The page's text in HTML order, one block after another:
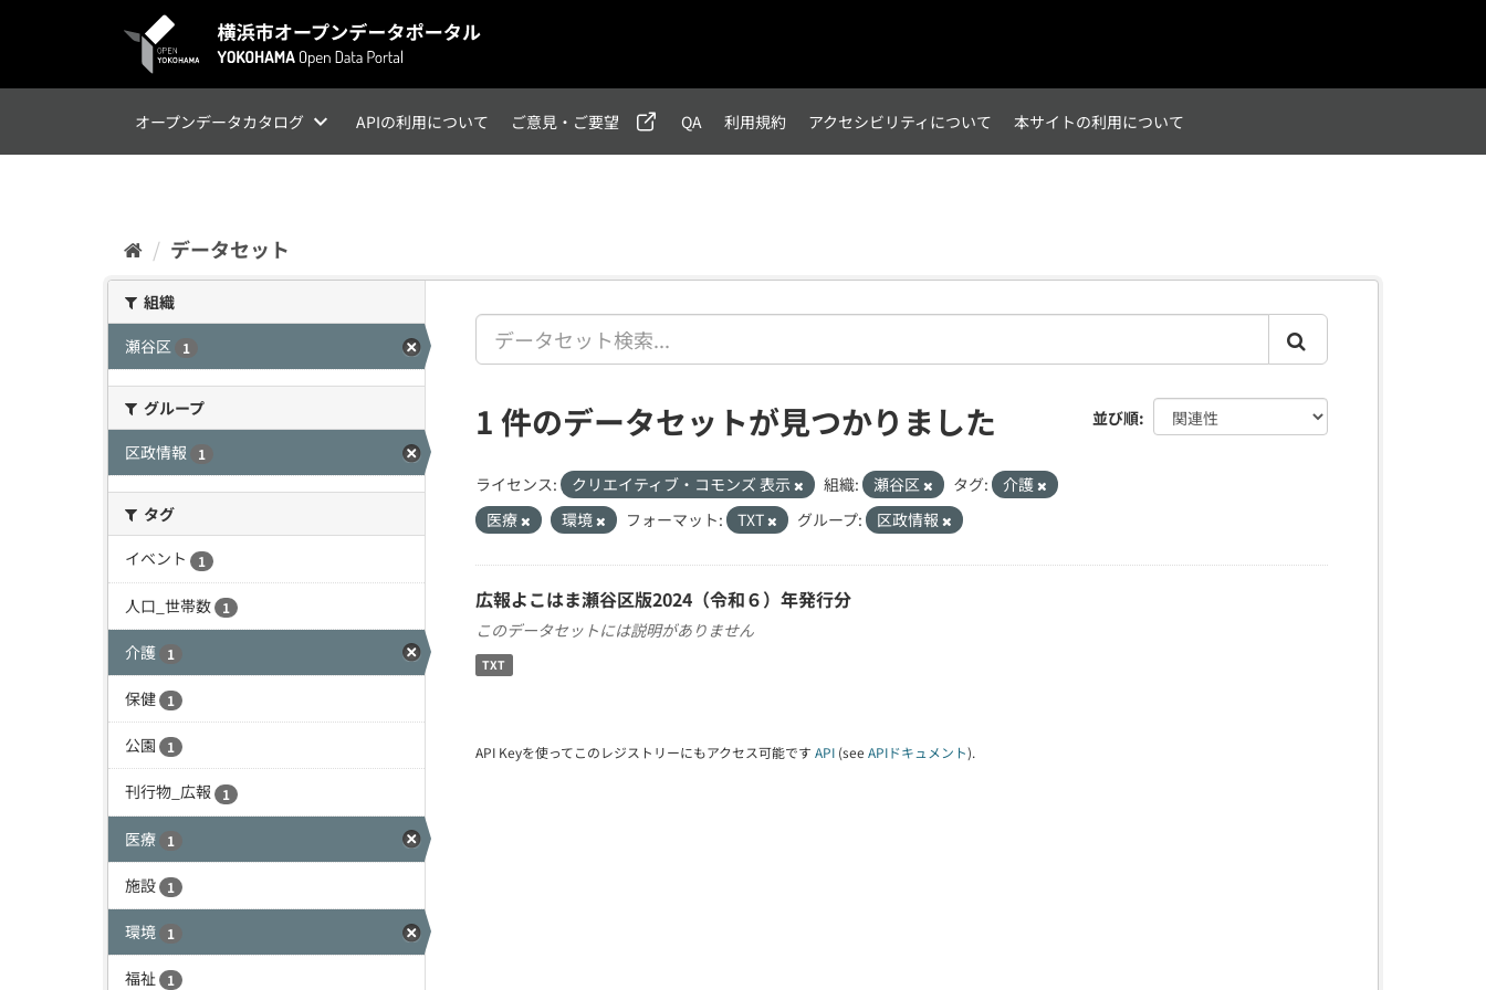
オープンデータカタログ APIの利用について ご意見・ご要望 QA 利用規約 アクセシビリティについて 本サイトの利用について
データセット
組織
瀬谷区
1
グループ
区政情報
1
タグ
イベント
1
人口_世帯数 1
介護 1
保健 1
公園 1
刊行物_広報 1
医療 1
施設 1
環境 1
福祉 1
並び順
1 件のデータセットが見つかりました
ライセンス: クリエイティブ・コモンズ 表示 組織: 瀬谷区 タグ:
介護
医療
環境 フォーマット: TXT グループ: 区政情報
広報よこはま瀬谷区版2024（令和６）年発行分
このデータセットには説明がありません
TXT
API Keyを使ってこのレジストリーにもアクセス可能です API (see APIドキュメント).